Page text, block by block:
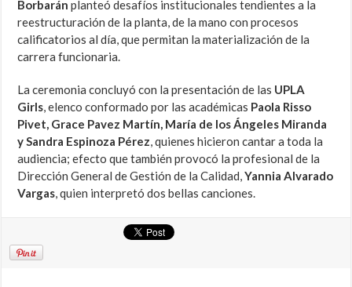
Borbarán planteó desafíos institucionales tendientes a la
reestructuración de la planta, de la mano con procesos
calificatorios al día, que permitan la materialización de la
carrera funcionaria.
La ceremonia concluyó con la presentación de las UPLA
Girls, elenco conformado por las académicas Paola Risso
Pivet, Grace Pavez Martín, María de los Ángeles Miranda
y Sandra Espinoza Pérez, quienes hicieron cantar a toda la
audiencia; efecto que también provocó la profesional de la
Dirección General de Gestión de la Calidad,Yannia Alvarado
Vargas, quien interpretó dos bellas canciones.